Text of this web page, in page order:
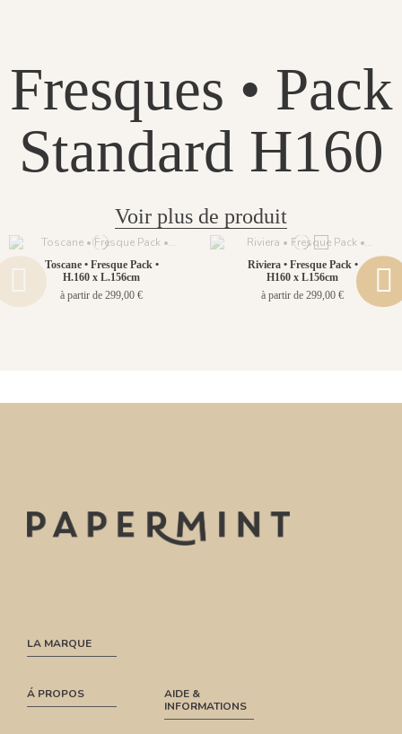
Fresques • Pack
Standard H160
Voir plus de produit
Toscane • Fresque Pack •
H.160 x L.156cm
à partir de 299,00 €
Riviera • Fresque Pack •
H160 x L156cm
à partir de 299,00 €
LA MARQUE
Á PROPOS
AIDE &
INFORMATIONS